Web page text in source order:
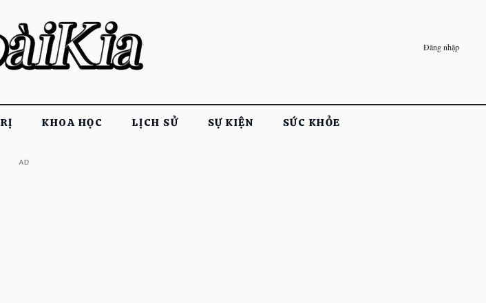
Đăng nhập
KHOA HỌC LỊCH SỬ SỰ KIỆN SỨC KHỎE
​AD